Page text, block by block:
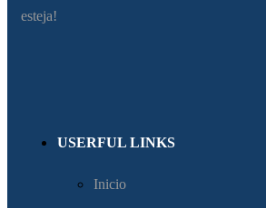
esteja!
USERFUL LINKS
Inicio